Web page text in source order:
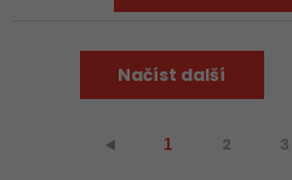
Načíst další
⯇ 1 2 3